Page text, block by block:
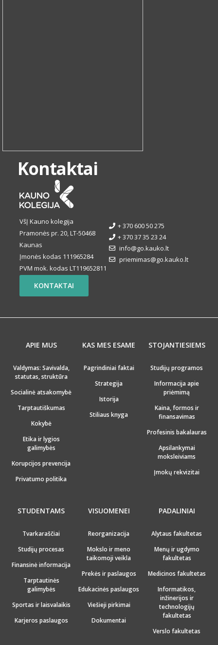
Kontaktai
VšĮ Kauno kolegija
Pramonės pr. 20, LT-50468
Kaunas
Įmonės kodas 111965284
PVM mok. kodas LT119652811
+ 370 600 50 275
+ 370 37 35 23 24
info@go.kauko.lt
priemimas@go.kauko.lt
KONTAKTAI
APIE MUS
Valdymas: Savivalda,
statutas, struktūra
Socialinė atsakomybė
Tarptautiškumas
Kokybė
Etika ir lygios
galimybės
Korupcijos prevencija
Privatumo politika
KAS MES ESAME
Pagrindiniai faktai
Strategija
Istorija
Stiliaus knyga
STOJANTIESIEMS
Studijų programos
Informacija apie
priėmimą
Kaina, formos ir
finansavimas
Profesinis bakalauras
Apsilankymai
moksleiviams
Įmokų rekvizitai
STUDENTAMS
Tvarkaraščiai
Studijų procesas
Finansinė informacija
Tarptautinės
galimybės
Sportas ir laisvalaikis
Karjeros paslaugos
VISUOMENEI
Reorganizacija
Mokslo ir meno
taikomoji veikla
Prekės ir paslaugos
Edukacinės paslaugos
Viešieji pirkimai
Dokumentai
PADALINIAI
Alytaus fakultetas
Menų ir ugdymo
fakultetas
Medicinos fakultetas
Informatikos,
inžinerijos ir
technologijų
fakultetas
Verslo fakultetas